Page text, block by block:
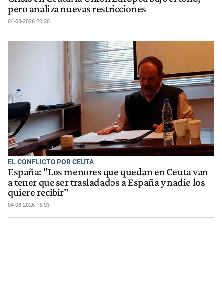
pero analiza nuevas restricciones
04-08-2026 20:20
EL CONFLICTO POR CEUTA
España: "Los menores que quedan en Ceuta van
a tener que ser trasladados a España y nadie los
quiere recibir"
04-08-2026 16:03